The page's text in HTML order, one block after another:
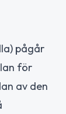
pågår
för
av den